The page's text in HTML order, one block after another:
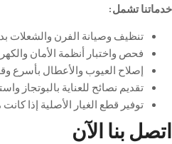
خدماتنا تشمل:
تنظيف وصيانة الفرن والشعلات
فحص واختبار أنظمة الأمان
إصلاح العيوب والأعطال بأسرع
تقديم نصائح للعناية بالبوتجاز
توفير قطع الغيار الأصلية إذا
اتصل بنا الآن